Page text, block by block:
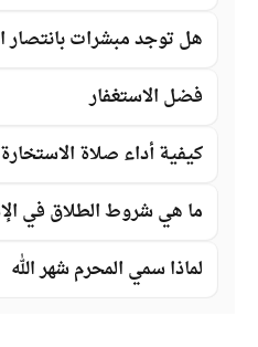
هل توجد مبشرات بانتصار
فضل الاستغفار
كيفية أداء صلاة الاستخارة
ما هي شروط الطلاق في
لماذا سمي المحرم شهر الله